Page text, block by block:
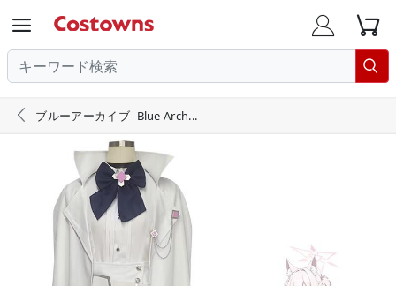
  

 ブルーアーカイブ -Blue Arch...